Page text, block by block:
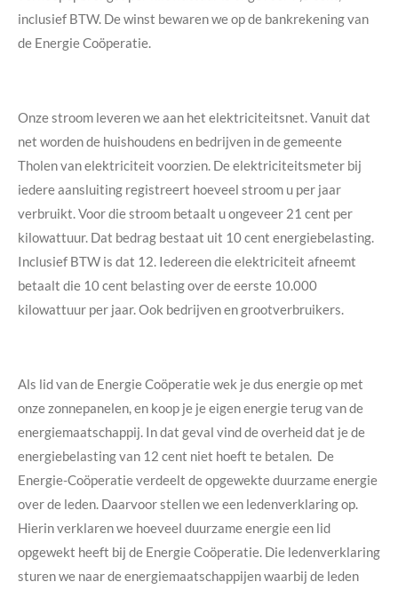
inclusief BTW. De winst bewaren we op de bankrekening van
de Energie Coöperatie.
Onze stroom leveren we aan het elektriciteitsnet. Vanuit dat
net worden de huishoudens en bedrijven in de gemeente
Tholen van elektriciteit voorzien. De elektriciteitsmeter bij
iedere aansluiting registreert hoeveel stroom u per jaar
verbruikt. Voor die stroom betaalt u ongeveer 21 cent per
kilowattuur. Dat bedrag bestaat uit 10 cent energiebelasting.
Inclusief BTW is dat 12. Iedereen die elektriciteit afneemt
betaalt die 10 cent belasting over de eerste 10.000
kilowattuur per jaar. Ook bedrijven en grootverbruikers.
Als lid van de Energie Coöperatie wek je dus energie op met
onze zonnepanelen, en koop je je eigen energie terug van de
energiemaatschappij. In dat geval vind de overheid dat je de
energiebelasting van 12 cent niet hoeft te betalen. De
Energie-Coöperatie verdeelt de opgewekte duurzame energie
over de leden. Daarvoor stellen we een ledenverklaring op.
Hierin verklaren we hoeveel duurzame energie een lid
opgewekt heeft bij de Energie Coöperatie. Die ledenverklaring
sturen we naar de energiemaatschappijen waarbij de leden